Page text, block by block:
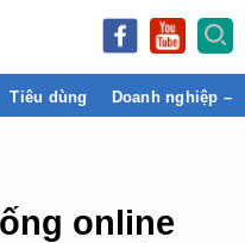
Tiêu dùng Doanh nghiệp –
online